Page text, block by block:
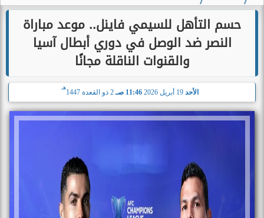
حسم التأهل للسيمي فاينل.. موعد مباراة
النصر ضد الوصل في دوري أبطال آسيا
والقنوات الناقلة مجانًا
الأحد 19 أبريل 2026 11:46 صـ 2 ذو القعدة 1447
هـ